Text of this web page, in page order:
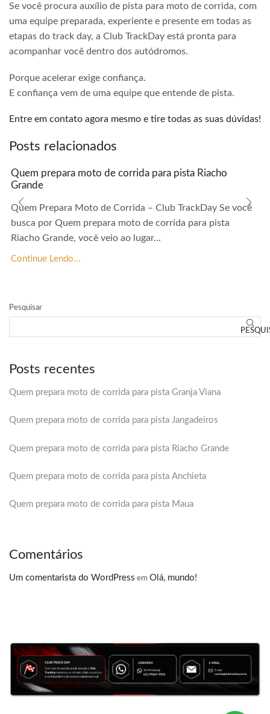
Se você procura auxílio de pista para moto de corrida, com
uma equipe preparada, experiente e presente em todas as
etapas do track day, a Club TrackDay está pronta para
acompanhar você dentro dos autódromos.
Porque acelerar exige confiança.
E confiança vem de uma equipe que entende de pista.
Entre em contato agora mesmo e tire todas as suas dúvidas!
Posts relacionados
Quem prepara moto de corrida para pista Riacho
Grande
Quem Prepara Moto de Corrida – Club TrackDay Se você
busca por Quem prepara moto de corrida para pista
Riacho Grande, você veio ao lugar...
Continue Lendo...
Pesquisar
Posts recentes
Quem prepara moto de corrida para pista Granja Viana
Quem prepara moto de corrida para pista Jangadeiros
Quem prepara moto de corrida para pista Riacho Grande
Quem prepara moto de corrida para pista Anchieta
Quem prepara moto de corrida para pista Maua
Comentários
Um comentarista do WordPress em Olá, mundo!